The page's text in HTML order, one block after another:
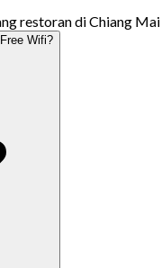
restoran di Chiang Mai
Wifi?